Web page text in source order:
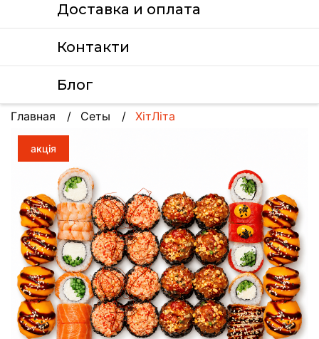
Доставка и оплата
Контакти
Блог
Главная Сеты ХітЛіта
акція